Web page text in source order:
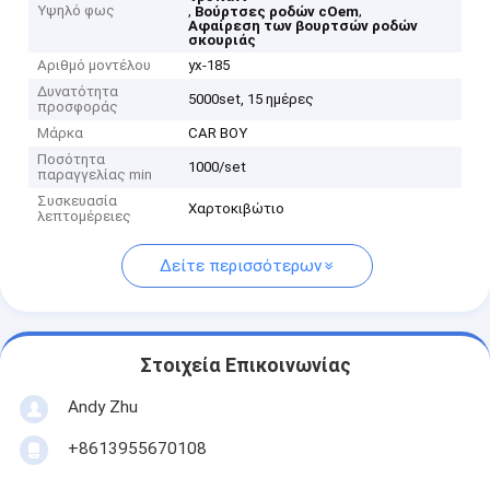
Υψηλό φως
, Βούρτσες ροδών cOem,
Αφαίρεση των βουρτσών ροδών
σκουριάς
Αριθμό μοντέλου
yx-185
Δυνατότητα
προσφοράς
5000set, 15 ημέρες
Μάρκα
CAR BOY
Ποσότητα
παραγγελίας min
1000/set
Συσκευασία
λεπτομέρειες
Χαρτοκιβώτιο
Δείτε περισσότερων
Στοιχεία Επικοινωνίας
Andy Zhu
+8613955670108